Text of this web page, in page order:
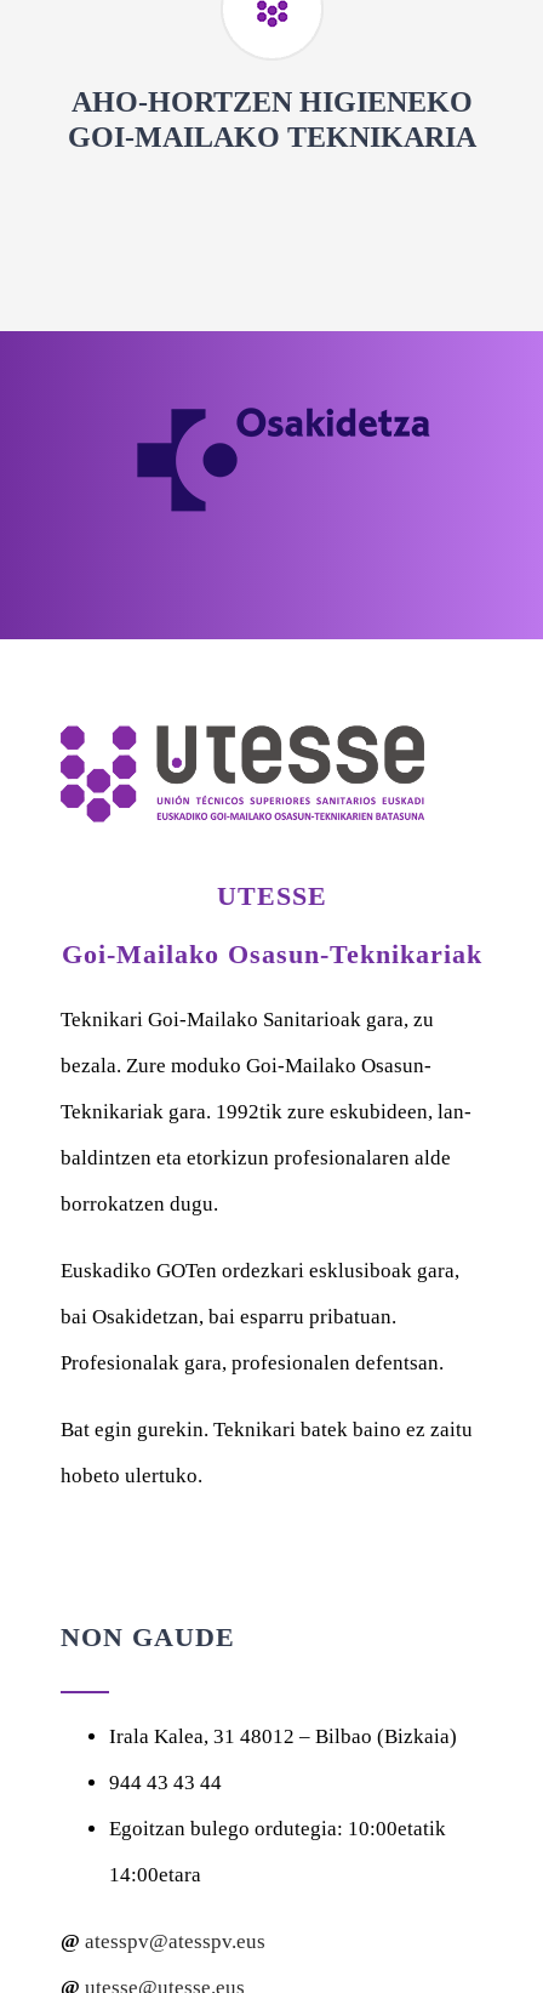
AHO-HORTZEN HIGIENEKO
GOI-MAILAKO TEKNIKARIA
UTESSE
Goi-Mailako Osasun-Teknikariak
Teknikari Goi-Mailako Sanitarioak gara, zu
bezala. Zure moduko Goi-Mailako Osasun-
Teknikariak gara. 1992tik zure eskubideen, lan-
baldintzen eta etorkizun profesionalaren alde
borrokatzen dugu.
Euskadiko GOTen ordezkari esklusiboak gara,
bai Osakidetzan, bai esparru pribatuan.
Profesionalak gara, profesionalen defentsan.
Bat egin gurekin. Teknikari batek baino ez zaitu
hobeto ulertuko.
NON GAUDE
Irala Kalea, 31 48012 – Bilbao (Bizkaia)
944 43 43 44
Egoitzan bulego ordutegia: 10:00etatik
14:00etara
@ atesspv@atesspv.eus
@ utesse@utesse.eus